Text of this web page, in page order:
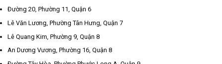
Đường 20, Phường 11, Quận 6
Lê Văn Lương, Phường Tân Hưng, Quận 7
Lê Quang Kim, Phường 9, Quận 8
An Dương Vương, Phường 16, Quận 8